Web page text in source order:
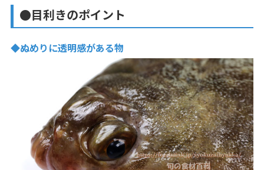
●目利きのポイント
◆ぬめりに透明感がある物